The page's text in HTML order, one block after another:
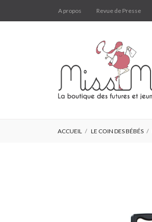
A propos Revue de Presse
ACCUEIL LE COIN DES BÉBÉS